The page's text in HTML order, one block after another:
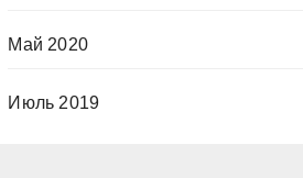
Май 2020
Июль 2019